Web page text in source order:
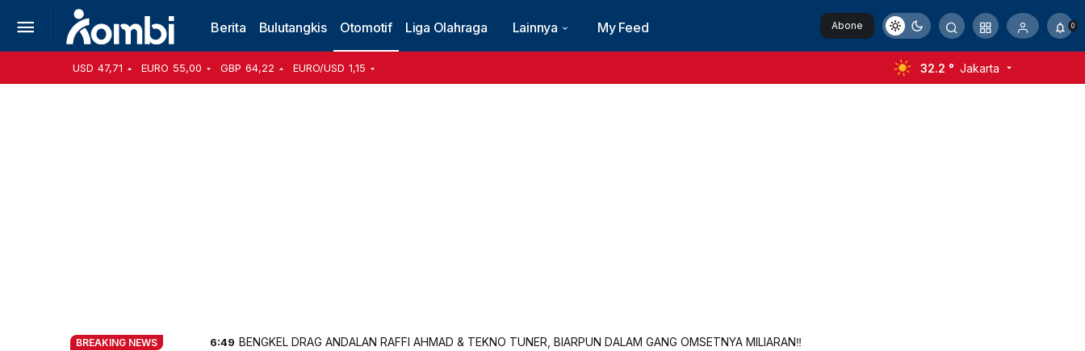
Berita Bulutangkis Otomotif Liga Olahraga Lainnya My Feed Abone
Ol
0
USD 47,71 EURO 55,00 GBP 64,22 EURO/USD 1,15 32.2 ° Jakarta
BREAKING NEWS 6:49 BENGKEL DRAG ANDALAN RAFFI AHMAD & TEKNO TUNER, BIARPUN DALAM GANG OMSETNYA MILIARAN‼️